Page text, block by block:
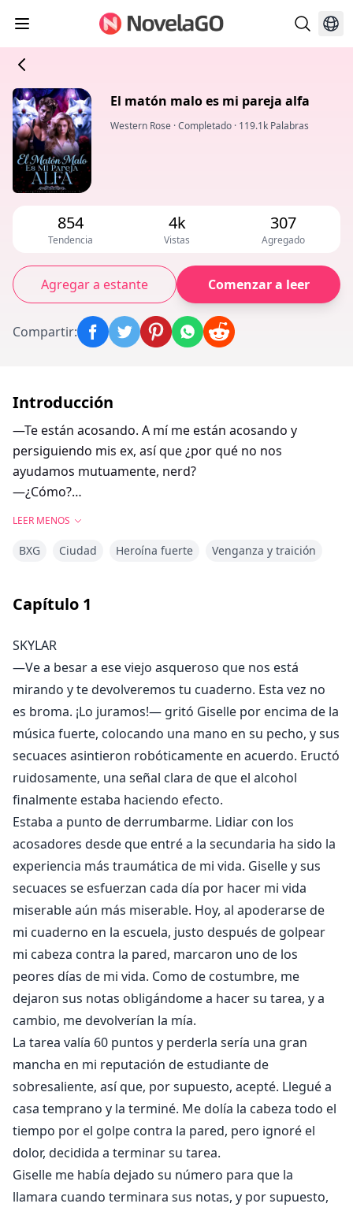
El matón malo es mi pareja alfa
Western Rose ·Completado · 119.1k Palabras
854
Tendencia
4k
Vistas
307
Agregado
Agregar a estante Comenzar a leer
Compartir:
Introducción
—Te están acosando. A mí me están acosando y
persiguiendo mis ex, así que ¿por qué no nos
ayudamos mutuamente, nerd?
—¿Cómo?
—Sí, eso. Tu presencia va a mantener a esas perras
Problema resuelto.
oferta tentadora a la nerd de la escuela, parece el plan
perfecto en ese momento. Ella se convierte en su
novia falsa, resolviendo su caótica vida sexual, y él la
defiende de sus acosadores.
Un plan fantástico, sin fisuras. Pero, ¿qué pasa cuando
los deseos y sentimientos surgen entre ellos? ¿Hacen
un plan para eso también, o quedan atrapados de por
vida?
¿Pueden encontrar un terreno común para cultivar
estos intensos sentimientos en una manada donde la
jerarquía manda, prohibiéndoles estar juntos? ¿O
tendrán que dejarse ir el uno al otro?
LEER MENOS
BXG Ciudad Heroína fuerte Venganza y traición
Capítulo 1
SKYLAR
—Ve a besar a ese viejo asqueroso que nos está
mirando y te devolveremos tu cuaderno. Esta vez no
es broma. ¡Lo juramos!— gritó Giselle por encima de la
música fuerte, colocando una mano en su pecho, y sus
secuaces asintieron robóticamente en acuerdo. Eructó
ruidosamente, una señal clara de que el alcohol
finalmente estaba haciendo efecto.
Estaba a punto de derrumbarme. Lidiar con los
acosadores desde que entré a la secundaria ha sido la
experiencia más traumática de mi vida. Giselle y sus
secuaces se esfuerzan cada día por hacer mi vida
miserable aún más miserable. Hoy, al apoderarse de
mi cuaderno en la escuela, justo después de golpear
mi cabeza contra la pared, marcaron uno de los
peores días de mi vida. Como de costumbre, me
dejaron sus notas obligándome a hacer su tarea, y a
cambio, me devolverían la mía.
La tarea valía 60 puntos y perderla sería una gran
mancha en mi reputación de estudiante de
sobresaliente, así que, por supuesto, acepté. Llegué a
casa temprano y la terminé. Me dolía la cabeza todo el
tiempo por el golpe contra la pared, pero ignoré el
dolor, decidida a terminar su tarea.
Giselle me había dejado su número para que la
llamara cuando terminara sus notas, y por supuesto,